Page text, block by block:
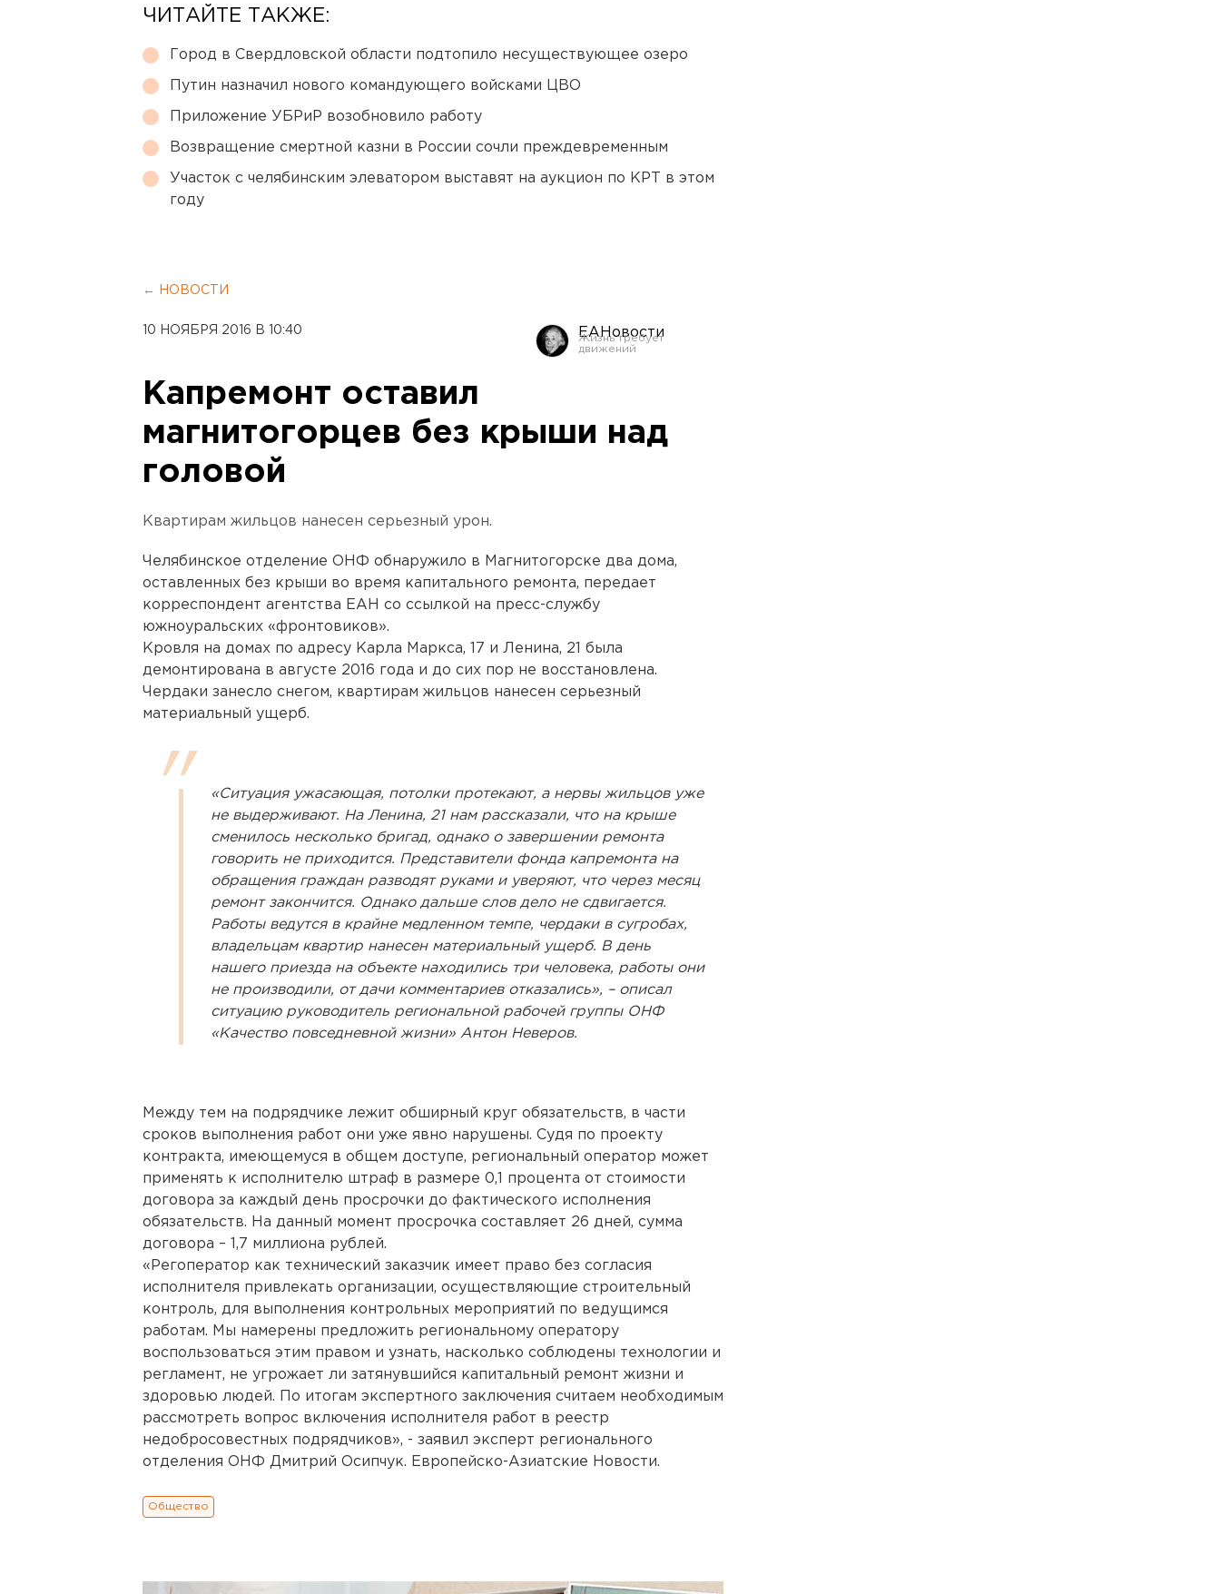
ЧИТАЙТЕ ТАКЖЕ:
Город в Свердловской области подтопило несуществующее озеро
Путин назначил нового командующего войсками ЦВО
Приложение УБРиР возобновило работу
Возвращение смертной казни в России сочли преждевременным
Участок с челябинским элеватором выставят на аукцион по КРТ в этом
году
← НОВОСТИ
10 НОЯБРЯ 2016 В 10:40 ЕАНовости
Капремонт оставил
магнитогорцев без крыши над
головой
Квартирам жильцов нанесен серьезный урон.
Челябинское отделение ОНФ обнаружило в Магнитогорске два дома,
оставленных без крыши во время капитального ремонта, передает
корреспондент агентства ЕАН со ссылкой на пресс-службу
южноуральских «фронтовиков».
Кровля на домах по адресу Карла Маркса, 17 и Ленина, 21 была
демонтирована в августе 2016 года и до сих пор не восстановлена.
Чердаки занесло снегом, квартирам жильцов нанесен серьезный
материальный ущерб.
«Ситуация ужасающая, потолки протекают, а нервы жильцов уже
не выдерживают. На Ленина, 21 нам рассказали, что на крыше
сменилось несколько бригад, однако о завершении ремонта
говорить не приходится. Представители фонда капремонта на
обращения граждан разводят руками и уверяют, что через месяц
ремонт закончится. Однако дальше слов дело не сдвигается.
Работы ведутся в крайне медленном темпе, чердаки в сугробах,
владельцам квартир нанесен материальный ущерб. В день
нашего приезда на объекте находились три человека, работы они
не производили, от дачи комментариев отказались», – описал
ситуацию руководитель региональной рабочей группы ОНФ
«Качество повседневной жизни» Антон Неверов.
Между тем на подрядчике лежит обширный круг обязательств, в части
сроков выполнения работ они уже явно нарушены. Судя по проекту
контракта, имеющемуся в общем доступе, региональный оператор может
применять к исполнителю штраф в размере 0,1 процента от стоимости
договора за каждый день просрочки до фактического исполнения
обязательств. На данный момент просрочка составляет 26 дней, сумма
договора – 1,7 миллиона рублей.
«Регоператор как технический заказчик имеет право без согласия
исполнителя привлекать организации, осуществляющие строительный
контроль, для выполнения контрольных мероприятий по ведущимся
работам. Мы намерены предложить региональному оператору
воспользоваться этим правом и узнать, насколько соблюдены технологии и
регламент, не угрожает ли затянувшийся капитальный ремонт жизни и
здоровью людей. По итогам экспертного заключения считаем необходимым
рассмотреть вопрос включения исполнителя работ в реестр
недобросовестных подрядчиков», - заявил эксперт регионального
отделения ОНФ Дмитрий Осипчук. Европейско-Азиатские Новости.
Общество